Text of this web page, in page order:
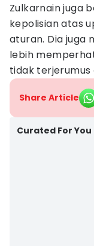
Zulkarnain juga
kepolisian atas
aturan. Dia juga
lebih
tidak
Share Article
Curated For You